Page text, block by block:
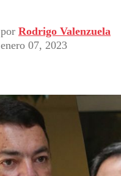
Universidad Católica
Universidad de Chile
Política
Sustentabilidad
Comercial
por Rodrigo Valenzuela
enero 07, 2023